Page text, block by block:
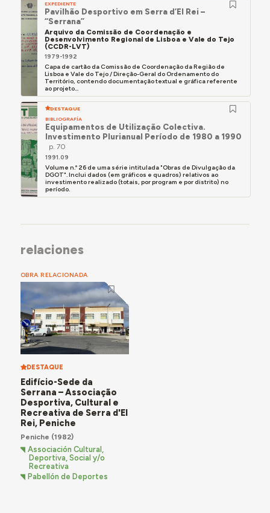
EXPEDIENTE
Pavilhão Desportivo em Serra d’El Rei –
“Serrana”
Arquivo da Comissão de Coordenação e
Desenvolvimento Regional de Lisboa e Vale do Tejo
(CCDR-LVT)
1979-1992
Capa de cartão da Comissão de Coordenação da Região de
Lisboa e Vale do Tejo / Direção-Geral do Ordenamento do
Território, contendo documentação textual e gráfica referente
ao projeto...
DESTAQUE
BIBLIOGRAFÍA
Equipamentos de Utilização Colectiva.
Investimento Plurianual Período de 1980 a 1990
p. 70
1991.09
Volume n.º 26 de uma série intitulada "Obras de Divulgação da
DGOT". Inclui dados (em gráficos e quadros) relativos ao
investimento realizado (totais, por program e por distrito) no
período.
relaciones
OBRA RELACIONADA
DESTAQUE
Edifício-Sede da
Serrana – Associação
Desportiva, Cultural e
Recreativa de Serra d'El
Rei, Peniche
Peniche (1982)
Associación Cultural,
Deportiva, Social y/o
Recreativa
Pabellón de Deportes